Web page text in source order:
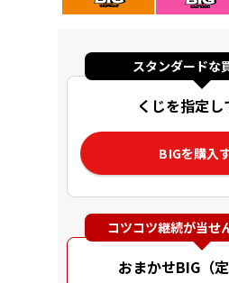
スタンダードな
くじを指定し
BIGを購入
コツコツ継続が当せ
おまかせBIG（定